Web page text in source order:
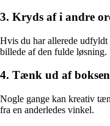
3. Kryds af i andre
Hvis du har allerede udfyldt
billede af den fulde løsning.
4. Tænk ud af boksen
Nogle gange kan kreativ
fra en anderledes vinkel.